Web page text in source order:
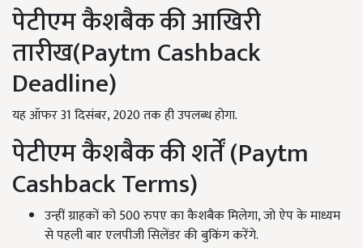
पेटीएम कैशबैक की आखिरी
तारीख(Paytm Cashback
Deadline)
यह ऑफर 31 दिसंबर, 2020 तक ही उपलब्‍ध होगा.
पेटीएम कैशबैक की शर्तें (Paytm
Cashback Terms)
उन्हीं ग्राहकों को 500 रुपए का कैशबैक मिलेगा, जो ऐप के माध्यम
से पहली बार एलपीजी सिलेंडर की बुकिंग करेंगे.